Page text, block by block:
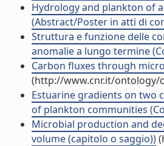
Hydrology and plankton of
(Abstract/Poster in atti di
Struttura e funzione delle
anomalie a lungo termine
Carbon fluxes through
(http://www.cnr.it/ontology/
Estuarine gradients on two
of plankton communities
Microbial production and
volume (capitolo o saggio))